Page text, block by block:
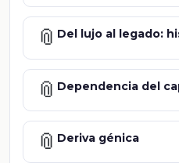
📎 Del lujo al legado:
📎 Dependencia del
📎 Deriva génica